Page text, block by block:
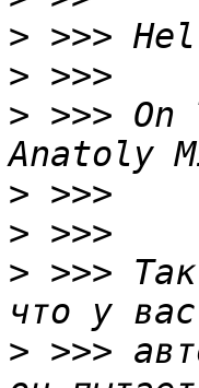
>
>
> >>>
>
>
> >>>
> >>>